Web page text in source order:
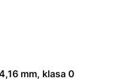
mm, klasa 0